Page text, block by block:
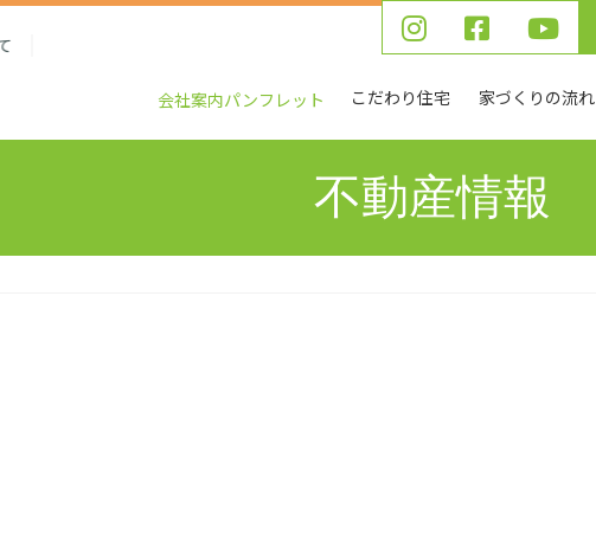
会社案内パンフレット こだわり住宅 家づくりの流れ
不動産情報